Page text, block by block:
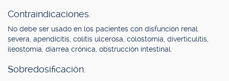
Contraindicaciones.
No debe ser usado en los pacientes con disfunción renal
severa, apendicitis, colitis ulcerosa, colostomía, diverticulitis,
ileostomía, diarrea crónica, obstrucción intestinal.
Sobredosificación.